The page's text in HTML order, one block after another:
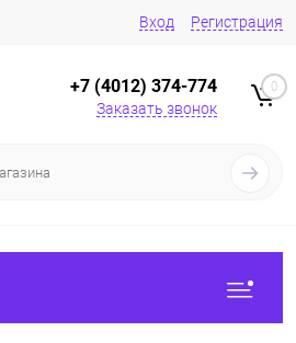
Вход Регистрация
+7 (4012) 374-774
Заказать звонок
0